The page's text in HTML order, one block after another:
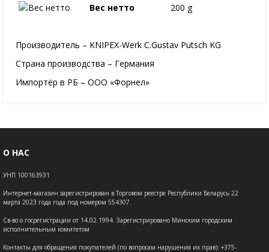
Вес нетто
200 g
Производитель – KNIPEX-Werk C.Gustav Putsch KG
Страна производства – Германия
Импортёр в РБ – ООО «Форнел»
О НАС
УНП 100163931
Интернет-магазин зарегистрирован в Торговом реестре Республики Беларусь 22
марта 2023 года года под номером 554307.
Св-во о госрегистрации от 14.02.1994. Зарегистрировано Минским городским
исполнительным комитетом
Контакты для обращения покупателей (по вопросам нарушения их прав): +375-